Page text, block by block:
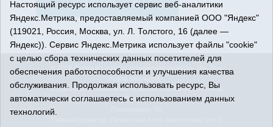
© 2026 Сетевое издание «Ишимская правда». 16+. Все
права защищены.
© При использовании материалов ссылка обязательна.
Адрес редакции: 627750 Тюменская область, г. Ишим, ул.
Настоящий ресурс использует сервис веб-аналитики
Яндекс.Метрика, предоставляемый компанией ООО "Яндекс"
(119021, Россия, Москва, ул. Л. Толстого, 16 (далее —
Яндекс)). Сервис Яндекс.Метрика использует файлы "cookie"
с целью сбора технических данных посетителей для
обеспечения работоспособности и улучшения качества
обслуживания. Продолжая использовать ресурс, Вы
автоматически соглашаетесь с использованием данных
технологий.